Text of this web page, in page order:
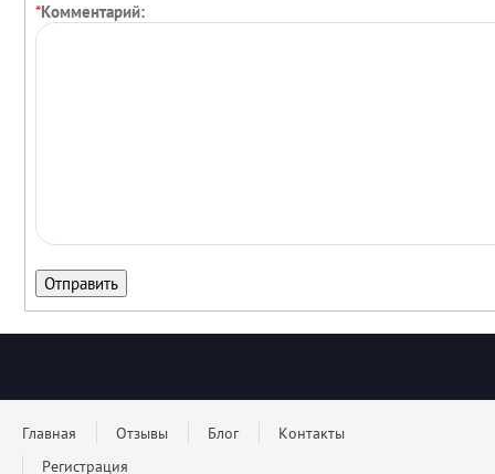
*Комментарий:
Главная Отзывы Блог
Контакты
Регистрация